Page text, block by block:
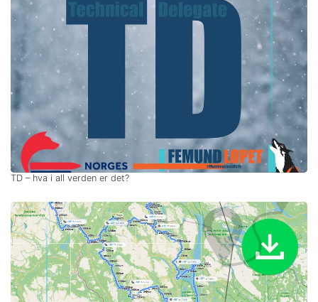
TD – hva i all verden er det?